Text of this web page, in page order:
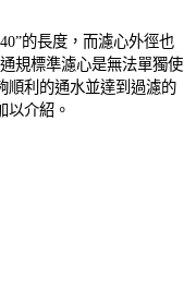
40”的長度，而濾心外徑也
規標準濾心是無法單獨使
順利的通水並達到過濾的
以介紹。